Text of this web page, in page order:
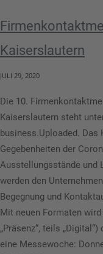
Kaiserslautern
JULI 29, 2020
Die 10.
Kaiserslautern steht
business.Uploaded. Das
Gegebenheiten der
Ausstellungsstände und
werden den
Begegnung und
Mit neuen Formaten
„Präsenz“, teils
eine Messewoche: